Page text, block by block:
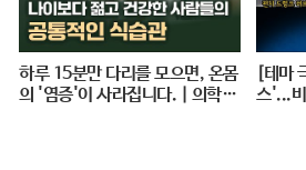
하루 15분만 다리를 모으면, 온몸
의 '염증'이 사라집니다. | 의학박
[테마
스'...비